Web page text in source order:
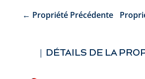
← Propriété Précédente
| DÉTAILS DE LA